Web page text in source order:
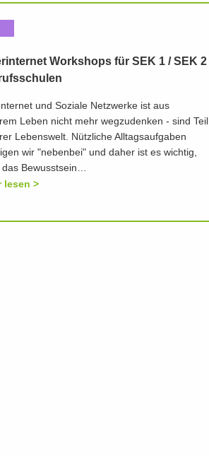
Workshops für SEK 1 / SEK 2
und Soziale Netzwerke ist aus
Leben nicht mehr wegzudenken - sind Teil
Lebenswelt. Nützliche Alltagsaufgaben
wir "nebenbei" und daher ist es wichtig,
das Bewusstsein…
lesen